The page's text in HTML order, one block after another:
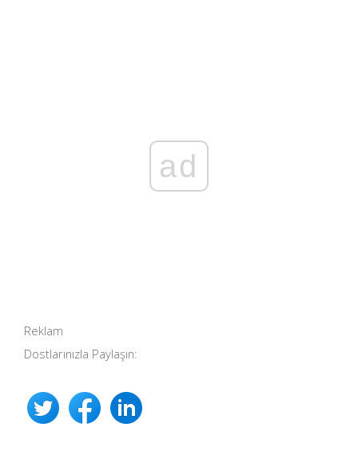
ad
Reklam
Dostlarınızla Paylaşın: